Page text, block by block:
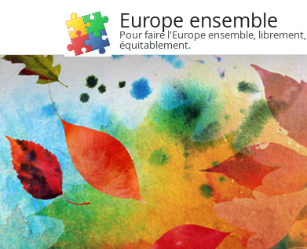
Europe ensemble
Pour faire l'Europe ensemble, librement,
équitablement.